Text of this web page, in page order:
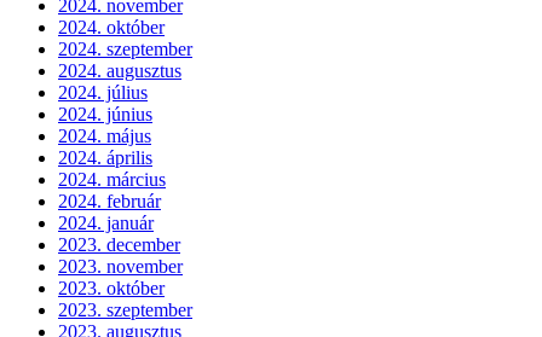
2024. november
2024. október
2024. szeptember
2024. augusztus
2024. július
2024. június
2024. május
2024. április
2024. március
2024. február
2024. január
2023. december
2023. november
2023. október
2023. szeptember
2023. augusztus